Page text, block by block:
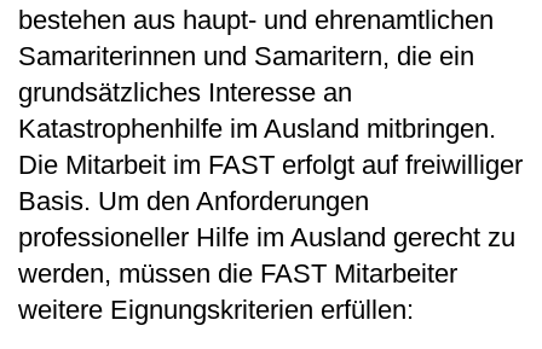
bestehen aus haupt- und ehrenamtlichen
Samariterinnen und Samaritern, die ein
grundsätzliches Interesse an
Katastrophenhilfe im Ausland mitbringen.
Die Mitarbeit im FAST erfolgt auf freiwilliger
Basis. Um den Anforderungen
professioneller Hilfe im Ausland gerecht zu
werden, müssen die FAST Mitarbeiter
weitere Eignungskriterien erfüllen: